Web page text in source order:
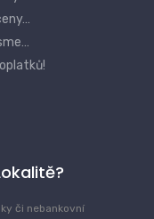
či nebankovní